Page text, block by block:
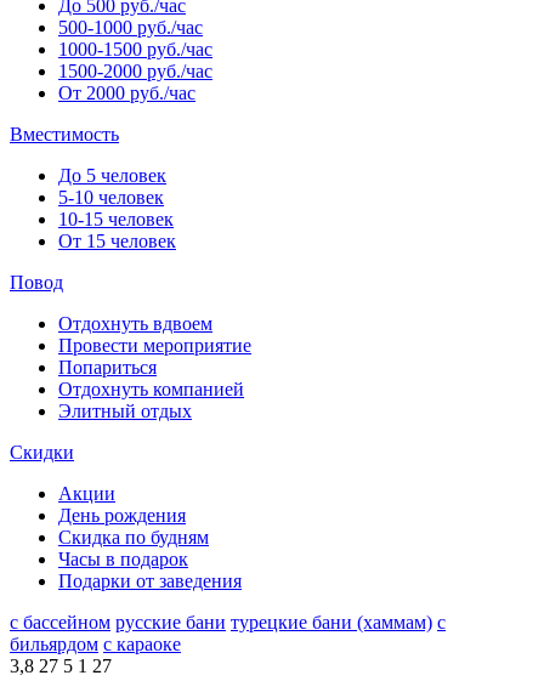
До 500 руб./час
500-1000 руб./час
1000-1500 руб./час
1500-2000 руб./час
От 2000 руб./час
Вместимость
До 5 человек
5-10 человек
10-15 человек
От 15 человек
Повод
Отдохнуть вдвоем
Провести мероприятие
Попариться
Отдохнуть компанией
Элитный отдых
Скидки
Акции
День рождения
Скидка по будням
Часы в подарок
Подарки от заведения
с бассейном русские бани турецкие бани (хаммам) с
бильярдом с караоке
3,8 27 5 1 27